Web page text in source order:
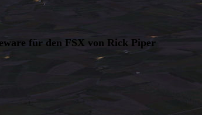
für den FSX von Rick Piper